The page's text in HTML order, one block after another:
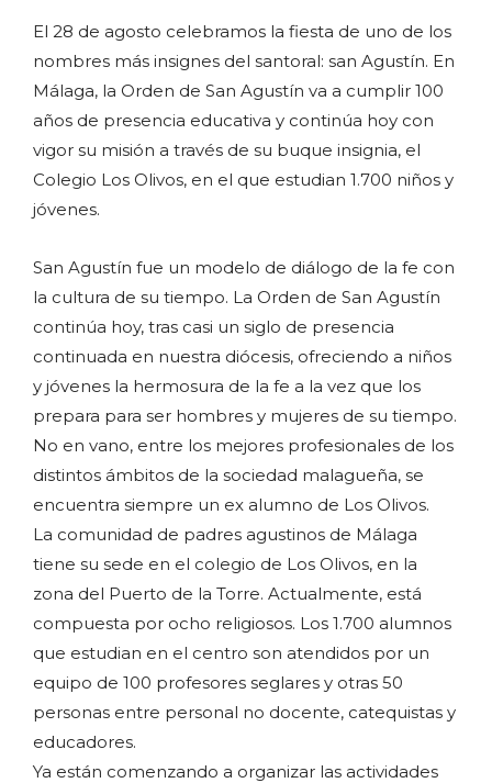
El 28 de agosto celebramos la fiesta de uno de los
nombres más insignes del santoral: san Agustín. En
Málaga, la Orden de San Agustín va a cumplir 100
años de presencia educativa y continúa hoy con
vigor su misión a través de su buque insignia, el
Colegio Los Olivos, en el que estudian 1.700 niños y
jóvenes.
San Agustín fue un modelo de diálogo de la fe con
la cultura de su tiempo. La Orden de San Agustín
continúa hoy, tras casi un siglo de presencia
continuada en nuestra diócesis, ofreciendo a niños
y jóvenes la hermosura de la fe a la vez que los
prepara para ser hombres y mujeres de su tiempo.
No en vano, entre los mejores profesionales de los
distintos ámbitos de la sociedad malagueña, se
encuentra siempre un ex alumno de Los Olivos.
La comunidad de padres agustinos de Málaga
tiene su sede en el colegio de Los Olivos, en la
zona del Puerto de la Torre. Actualmente, está
compuesta por ocho religiosos. Los 1.700 alumnos
que estudian en el centro son atendidos por un
equipo de 100 profesores seglares y otras 50
personas entre personal no docente, catequistas y
educadores.
Ya están comenzando a organizar las actividades